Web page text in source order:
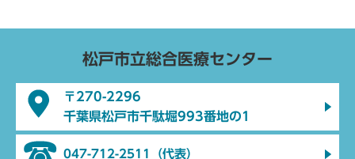
松戸市立総合医療センター
〒270-2296
千葉県松戸市千駄堀993番地の1
047-712-2511（代表）